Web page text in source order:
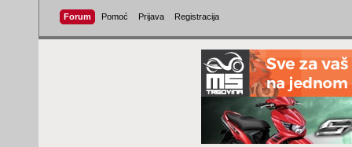
Forum Pomoć Prijava Registracija